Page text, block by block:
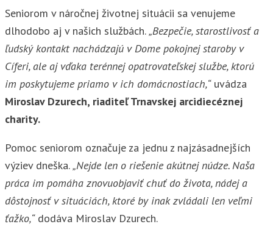
Seniorom v náročnej životnej situácii sa venujeme
dlhodobo aj v našich službách.„Bezpečie, starostlivosť a
ľudský kontakt nachádzajú v Dome pokojnej staroby v
Cíferi, ale aj vďaka terénnej opatrovateľskej službe, ktorú
im poskytujeme priamo v ich domácnostiach,“uvádza
Miroslav Dzurech, riaditeľ Trnavskej arcidiecéznej
charity.
Pomoc seniorom označuje za jednu z najzásadnejších
výziev dneška.„Nejde len o riešenie akútnej núdze. Naša
práca im pomáha znovuobjaviť chuť do života, nádej a
dôstojnosť v situáciách, ktoré by inak zvládali len veľmi
ťažko,“dodáva Miroslav Dzurech.